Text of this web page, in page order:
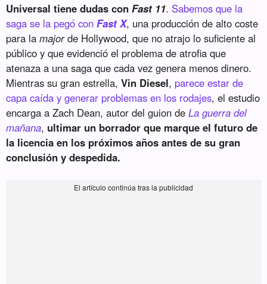
Universal tiene dudas conFast 11. Sabemos que la
saga se la pegó conFast X, una producción de alto coste
para lamajorde Hollywood, que no atrajo lo suficiente al
público y que evidenció el problema de atrofia que
atenaza a una saga que cada vez genera menos dinero.
Mientras su gran estrella,Vin Diesel, parece estar de
capa caída y generar problemas en los rodajes, el estudio
encarga a Zach Dean, autor del guion deLa guerra del
mañana, ultimar un borrador que marque el futuro de
la licencia en los próximos años antes de su gran
conclusión y despedida.